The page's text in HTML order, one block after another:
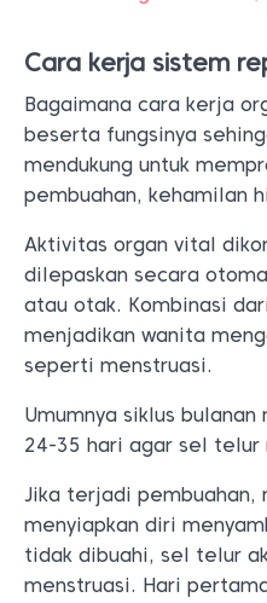
Cara kerja sistem
Bagaimana cara kerja
beserta fungsinya
mendukung untuk
pembuahan, kehamilan
Aktivitas organ vital
dilepaskan secara
atau otak. Kombinasi
menjadikan wanita
seperti menstruasi.
Umumnya siklus
24-35 hari agar sel telur
Jika terjadi pembuahan,
menyiapkan diri
tidak dibuahi, sel telur
menstruasi. Hari